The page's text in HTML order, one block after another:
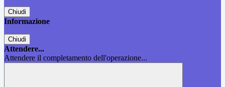
Chiudi
Informazione
Chiudi
Attendere...
Attendere il completamento dell'operazione...